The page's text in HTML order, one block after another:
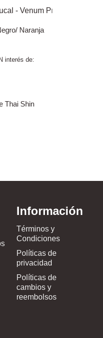
Naranja
interés de:
Thai Shin
Información
Términos y
Condiciones
Políticas de
privacidad
Políticas de
cambios y
reembolsos